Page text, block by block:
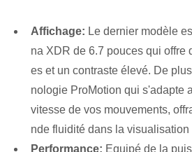
Affichage: Le dernier modèle⁤
na XDR de 6.7 pouces qui offre
es et un contraste élevé. De
nologie ProMotion qui s'adapte
vitesse de vos mouvements,
nde fluidité dans la visualisation
Performance: Equipé de la